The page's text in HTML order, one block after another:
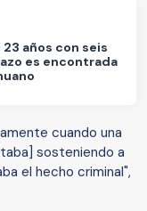
años con seis
es encontrada
cuando una
sosteniendo a
el hecho criminal",